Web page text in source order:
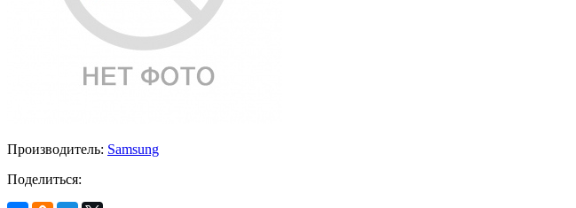
Производитель: Samsung
Поделиться: